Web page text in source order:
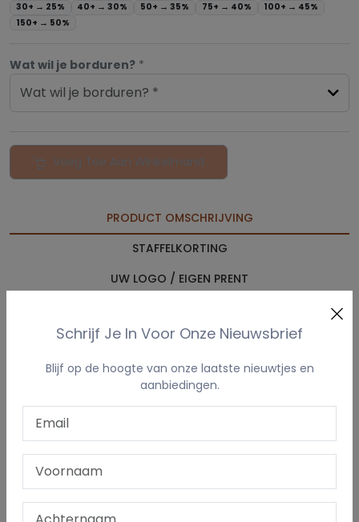
30+ → 25% 40+ →30% 50+ →35% 75+ → 40% 100+ → 45%
150+ → 50%
Wat wil je borduren? *
Wat wil je borduren? *
Voeg Toe Aan Winkelmand
PRODUCT OMSCHRIJVING
STAFFELKORTING
UW LOGO / EIGEN PRENT
katoen, perfect voor elke dag
Deze duurzameschoudertas van 100% biologisch
katoencombineert functionaliteit met een natuurlijke
uitstraling. Dankzij dezware canvasstof (340 g/m²)is de
tas slijtvast en geschikt voor intensief gebruik – ideaal als
boodschappentas, strandtas of workbag.
De zachte,
Schrijf Je In Voor Onze Nieuwsbrief
Blijf op de hoogte van onze laatste nieuwtjes en
aanbiedingen.